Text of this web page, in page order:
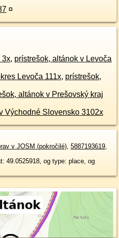
¤
3x, prístrešok, altánok v Levoča
Levoča 111x, prístrešok,
altánok v Prešovský kraj
Východné Slovensko 3102x
v JOSM (pokročilé), 5887193619,
49.0525918, og type: place, og